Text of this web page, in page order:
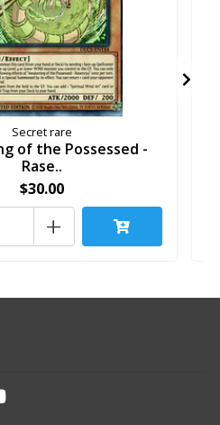
Secret rare
of the Possessed -
Rase..
$30.00
+